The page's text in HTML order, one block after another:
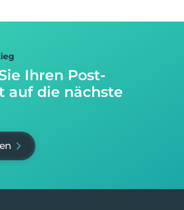
Ihren Post-
auf die nächste